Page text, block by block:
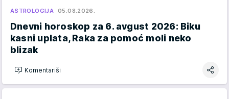
ASTROLOGIJA 05.08.2026.
Dnevni horoskop za 6. avgust 2026: Biku
kasni uplata, Raka za pomoć moli neko
blizak
Komentariši